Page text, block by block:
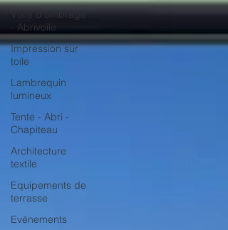
Voile d'ombrage
- Abrivoile
Impression sur
toile
Lambrequin
lumineux
Tente - Abri -
Chapiteau
Architecture
textile
Equipements de
terrasse
Evénements